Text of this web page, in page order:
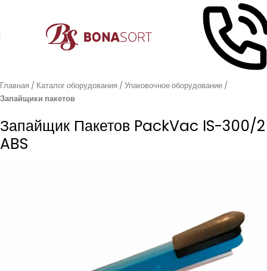
Главная Каталог оборудования
Упаковочное оборудование
Запайщики пакетов
Запайщик Пакетов PackVac IS-300/2
ABS